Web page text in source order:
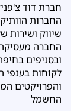
החברות
שיווק ושירות
ובסניפים
לקוחות
והפרויקטים
החשמל